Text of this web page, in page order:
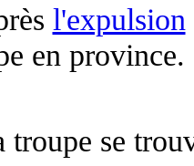
l'expulsion
en
troupe se